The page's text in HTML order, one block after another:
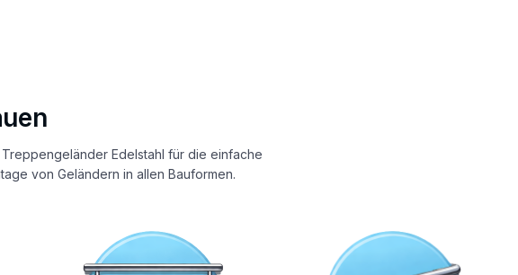
Edelstahl für die einfache
von Geländern in allen Bauformen.